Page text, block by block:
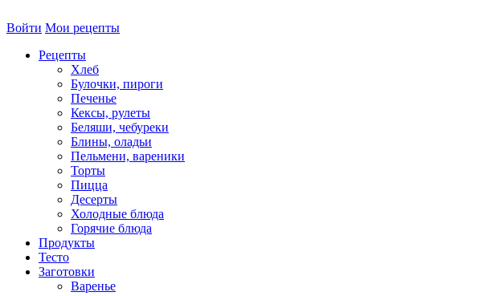
Войти Мои рецепты
Рецепты
Хлеб
Булочки, пироги
Печенье
Кексы, рулеты
Беляши, чебуреки
Блины, оладьи
Пельмени, вареники
Торты
Пицца
Десерты
Холодные блюда
Горячие блюда
Продукты
Тесто
Заготовки
Варенье